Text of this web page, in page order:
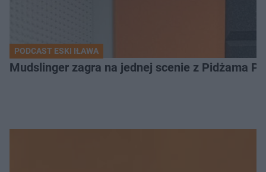
PODCAST ESKI IŁAWA
Mudslinger zagra na jednej scenie z Pidżama